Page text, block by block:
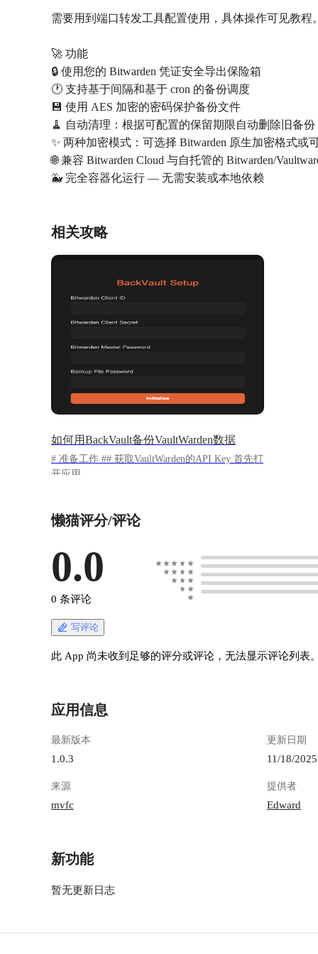
需要用到端口转发工具配置使用，具体操作可见教程
🚀 功能
🔒 使用您的 Bitwarden 凭证安全导出保险箱
🕐 支持基于间隔和基于 cron 的备份调度
💾 使用 AES 加密的密码保护备份文件
🧹 自动清理：根据可配置的保留期限自动删除旧备份
✨ 两种加密模式：可选择 Bitwarden 原生加密格式或
🌐 兼容 Bitwarden Cloud 与自托管的 Bitwarden/
🐳 完全容器化运行 — 无需安装或本地依赖
相关攻略
如何用BackVault备份VaultWarden数据
# 准备工作 ## 获取VaultWarden的API Key 首先打
开应用
[image.png](https://lzc-playground-
8d48-4b86-b649-bfa9c822b138.png "image.png")
点击左侧**Settings**，点击**Security**，点击
右侧**Keys**，再点击下方的**View API
1301583638.cos.ap-
chengdu.myqcloud.com/guidelines/402/fc1f4897-
c0fb-4060-ae03-5b3117712cbd.png "image.png") 输
playground-1301583638.cos.ap-
d4b3-4787-b43b-5743077ad787.png "image.png")
## 端口转发配置
ycat.app.forward 打开端口转发工具，配置
VaultWarden端口，可参考下图 ![image.png]
备份操作
ycat.app.backvault 打开应用，需要进行配置向导
[CleanShot 2025-11-17 at 18.35.17@2x.png]
懒猫评分/评论
0.0
0 条评论
写评论
此 App 尚未收到足够的评分或评论，无法显示评论列表
应用信息
最新版本
1.0.3
更新日期
11/18/2025
来源
mvfc
提供者
Edward
新功能
暂无更新日志